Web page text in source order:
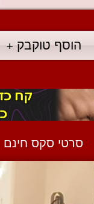
הוסף טוקבק +
סרטי סקס חינם